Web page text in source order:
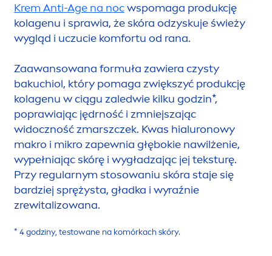
Krem Anti-Age na nocwspomaga produkcję
kolagenu i sprawia, że skóra odzyskuje świeży
wygląd i uczucie komfortu od rana.
Zaawansowana formuła zawiera czysty
bakuchiol, który pomaga zwiększyć produkcję
kolagenu w ciągu zaledwie kilku godzin*,
poprawiając jędrność i zmniejszając
widoczność zmarszczek. Kwas hialuronowy
makro i mikro zapewnia głębokie nawilżenie,
wypełniając skórę i wygładzając jej teksturę.
Przy regularnym stosowaniu skóra staje się
bardziej sprężysta, gładka i wyraźnie
zrewitalizowana.
* 4 godziny, testowane na komórkach skóry.